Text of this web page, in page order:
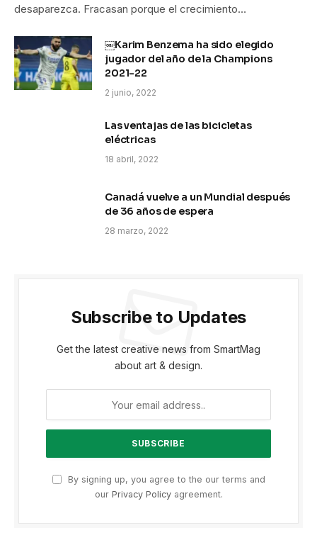
desaparezca. Fracasan porque el crecimiento…
￼Karim Benzema ha sido elegido
jugador del año de la Champions
2021-22
2 junio, 2022
Las ventajas de las bicicletas
eléctricas
18 abril, 2022
Canadá vuelve a un Mundial después
de 36 años de espera
28 marzo, 2022
Subscribe to Updates
Get the latest creative news from SmartMag
about art & design.
By signing up, you agree to the our terms and
our Privacy Policyagreement.